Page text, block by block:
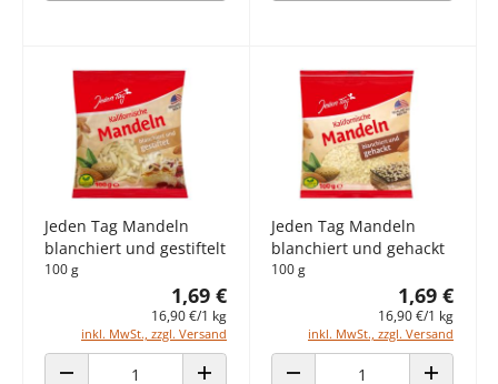
Jeden Tag Mandeln
blanchiert und gestiftelt
100 g
1,69 €
16,90 €/1 kg
inkl. MwSt., zzgl. Versand
Jeden Tag Mandeln
blanchiert und gehackt
100 g
1,69 €
16,90 €/1 kg
inkl. MwSt., zzgl. Versand